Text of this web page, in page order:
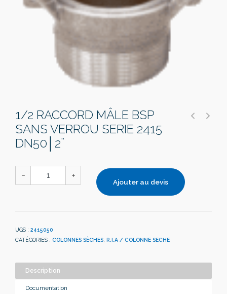
1/2 RACCORD MÂLE BSP
SANS VERROU SERIE 2415
DN50│2¨
Ajouter au devis
UGS : 2415050
CATÉGORIES : COLONNES SÈCHES R.I.A / COLONNE SECHE
Description
Documentation